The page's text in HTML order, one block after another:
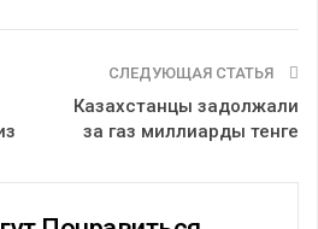
СЛЕДУЮЩАЯ СТАТЬЯ
Казахстанцы задолжали
за газ миллиарды тенге